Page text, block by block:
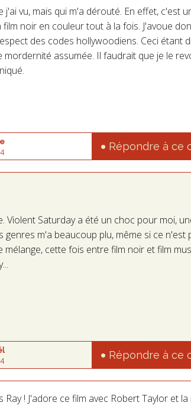
vu, mais qui m'a dérouté. En effet, c'est
noir en couleur tout à la fois. J'avoue
des codes hollywoodiens. Ceci étant
assumée. Il faudrait que je le
Répondre à ce
Violent Saturday a été un choc pour moi,
genres m'a beaucoup plu, même si ce n'est
cette fois entre film noir et film
Répondre à ce
! J'adore ce film avec Robert Taylor et la